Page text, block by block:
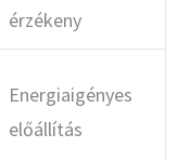
érzékeny
Energiaigényes
előállítás